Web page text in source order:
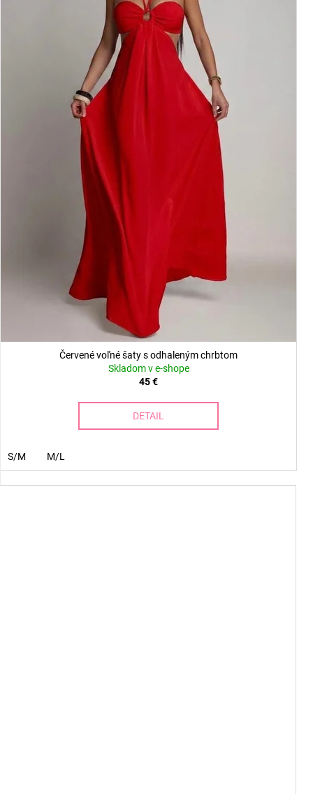
Červené voľné šaty s odhaleným chrbtom
Skladom v e-shope
45 €
DETAIL
S/M M/L